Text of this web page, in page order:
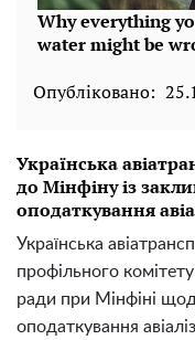
Опубліковано:
Українська
до Мінфіну із
оподаткування
Українська
профільного
ради при Мінфіні
оподаткування